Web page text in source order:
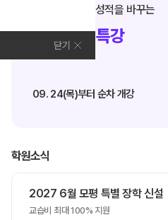
닫기
단기 완성으로 성적을 바꾸는
추석 집중 특강
09. 24(목)부터 순차 개강
학원소식
2027 6월 모평 특별 장학 신설
교습비 최대 100% 지원